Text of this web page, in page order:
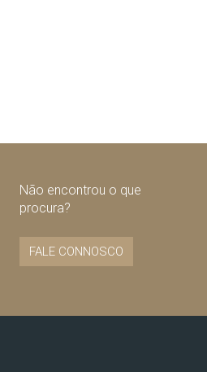
Não encontrou o que
procura?
FALE CONNOSCO